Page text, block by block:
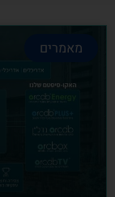
מאמרים